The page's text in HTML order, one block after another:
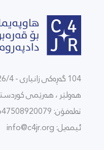
104 گەڕەکی زانیاری - 26/4
هەولێر ، هەرێمی
تەلەفۆن: 009647508920079
ئیمەیل: info@c4jr.org